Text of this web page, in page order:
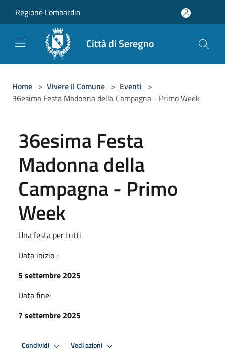
Regione Lombardia
Città di Seregno
Home > Vivere il Comune > Eventi >
36esima Festa Madonna della Campagna - Primo Week
36esima Festa
Madonna della
Campagna - Primo
Week
Una festa per tutti
Data inizio :
5 settembre 2025
Data fine:
7 settembre 2025
Condividi Vedi azioni